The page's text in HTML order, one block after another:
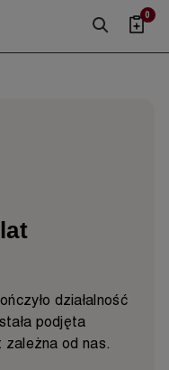
0
działalność
podjęta
od nas.